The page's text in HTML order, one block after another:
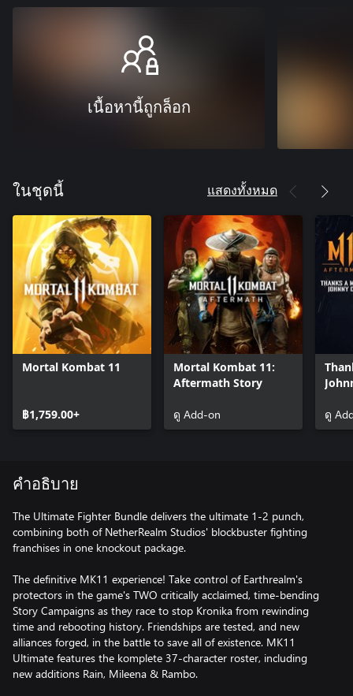
เนื้อหานี้ถูกล็อก
ในชุดนี้ แสดงทั้งหมด
Mortal Kombat 11
฿1,759.00+
Mortal Kombat 11:
Aftermath Story
ดู Add-on ดู
คำอธิบาย
The Ultimate Fighter Bundle delivers the ultimate 1-2 punch,
combining both of NetherRealm Studios' blockbuster fighting
franchises in one knockout package.
The definitive MK11 experience! Take control of Earthrealm's
protectors in the game's TWO critically acclaimed, time-bending
Story Campaigns as they race to stop Kronika from rewinding
time and rebooting history. Friendships are tested, and new
alliances forged, in the battle to save all of existence. MK11
Ultimate features the komplete 37-character roster, including
new additions Rain, Mileena & Rambo.